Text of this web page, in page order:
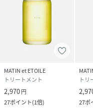
MATIN et ETOILE
トリートメント
2,970円
27ポイント(1倍)
トリ
27ポ